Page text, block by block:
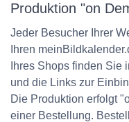
Produktion "on
Jeder Besucher Ihrer
Ihren
Ihres Shops finden Sie
und die Links zur
Die Produktion erfolgt
einer Bestellung.